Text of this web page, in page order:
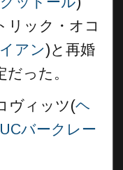
リック・オコ
アン)と再婚
った。
ヴィッツ(ヘ
UCバークレー